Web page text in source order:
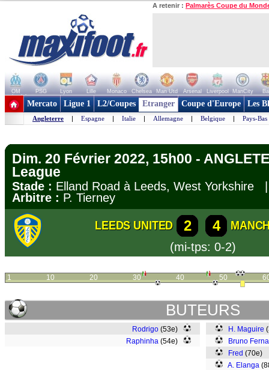
A retenir : Palmarès Coupe du
OM PSG Lyon Lille Monaco Chelsea Man Utd Arsenal Liverpool ManCity
+ de clubs
Mercato Ligue 1 L2/Coupes Etranger Coupe d'Europe Les
Angleterre | Espagne | Italie | Allemagne | Belgique | Pays-Bas
Dim. 20 Février 2022, 15h00 -
League
Stade : Elland Road à Leeds, West
Arbitre : P. Tierney
LEEDS UNITED 2 4
(mi-tps: 0-2)
1 10 20 30 40 50
BUTEURS
Rodrigo (53e)
Raphinha (54e)
H. Maguire
Bruno
Fred (70e)
A. Elanga